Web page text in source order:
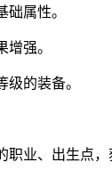
属性。
强。
的装备。
职业、出生点